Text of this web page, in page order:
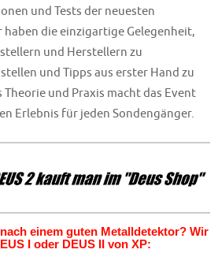
und Tests der neuesten
die einzigartige Gelegenheit,
und Herstellern zu
und Tipps aus erster Hand zu
und Praxis macht das Event
Erlebnis für jeden Sondengänger.
einem guten Metalldetektor? Wir
I oder DEUS II von XP: